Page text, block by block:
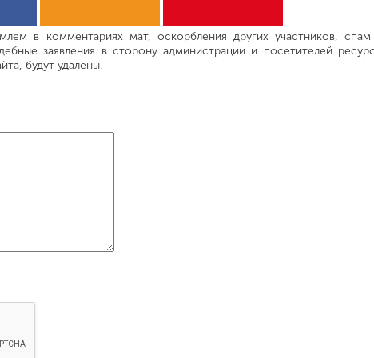
в комментариях мат, оскорбления других участников,
заявления в сторону администрации и посетителей
будут удалены.